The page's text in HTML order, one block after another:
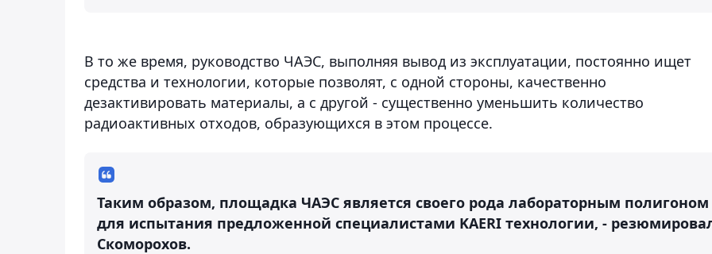
В то же время, руководство ЧАЭС, выполняя вывод из эксплуатации, постоянно ищет
средства и технологии, которые позволят, с одной стороны, качественно
дезактивировать материалы, а с другой - существенно уменьшить количество
радиоактивных отходов, образующихся в этом процессе.
Таким образом, площадка ЧАЭС является своего рода лабораторным полигоном
для испытания предложенной специалистами KAERI технологии, -
Скоморохов.